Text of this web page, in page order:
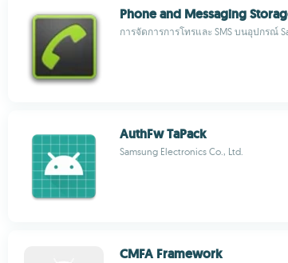
Phone and Messaging
การจัดการการโทรและ SMS บนอุปกรณ์
AuthFw TaPack
Samsung Electronics Co., Ltd.
CMFA Framework